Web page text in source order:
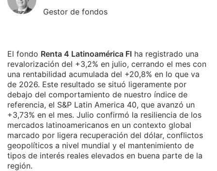
Gestor de fondos
El fondo Renta 4 Latinoamérica FI ha registrado una
revalorización del +3,2% en julio, cerrando el mes con
una rentabilidad acumulada del +20,8% en lo que va
de 2026. Este resultado se situó ligeramente por
debajo del comportamiento de nuestro índice de
referencia, el S&P Latin America 40, que avanzó un
+3,73% en el mes. Julio confirmó la resiliencia de los
mercados latinoamericanos en un contexto global
marcado por ligera recuperación del dólar, conflictos
geopolíticos a nivel mundial y el mantenimiento de
tipos de interés reales elevados en buena parte de la
región.